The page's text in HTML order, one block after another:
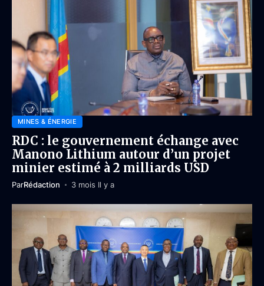
MINES & ÉNERGIE
RDC : le gouvernement échange avec
Manono Lithium autour d’un projet
minier estimé à 2 milliards USD
ParRédaction 3 mois Il y a